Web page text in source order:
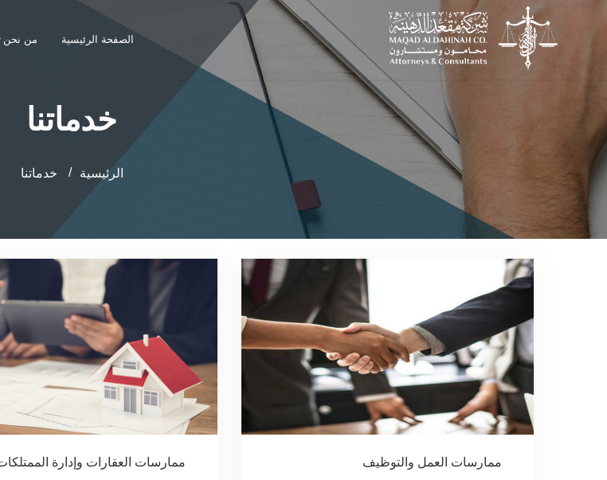
الصفحة الرئيسية من نحن
خدماتنا
الرئيسية خدماتنا
ممارسات العمل والتوظيف ممارسات العقارات وإدارة